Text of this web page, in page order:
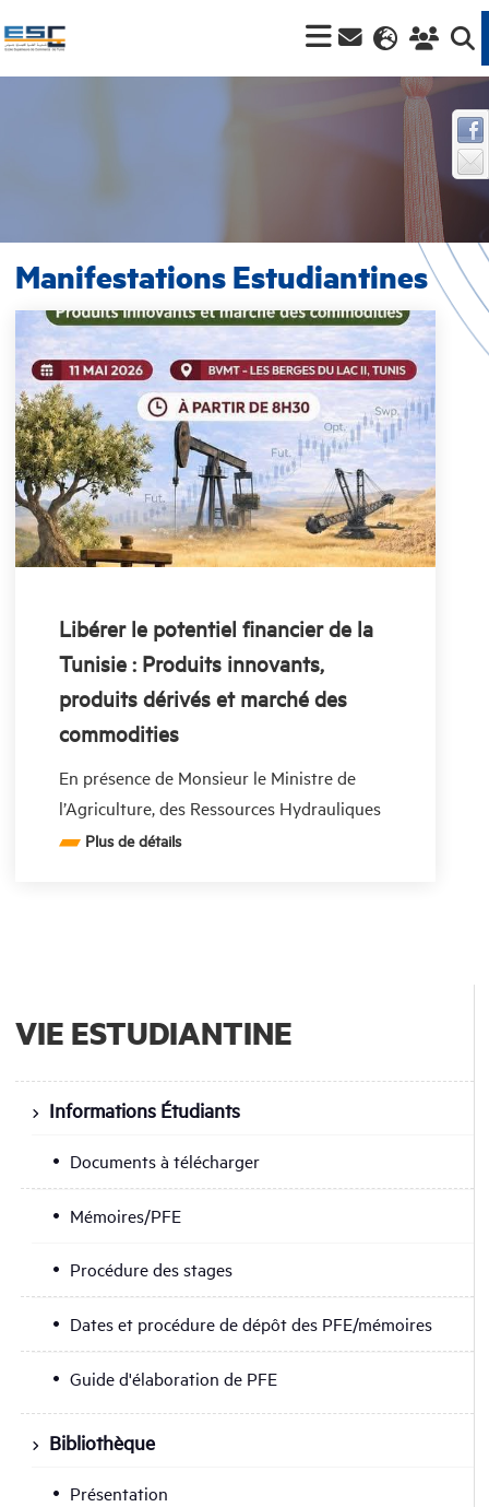
VIE ESTUDIANTINE
Informations Étudiants
Documents à télécharger
Mémoires/PFE
Procédure des stages
Dates et procédure de dépôt des PFE/mémoires
Guide d'élaboration de PFE
Bibliothèque
Présentation
Manifestations Estudiantines
Libérer le potentiel financier de la
Tunisie : Produits innovants,
produits dérivés et marché des
commodities
En présence de Monsieur le Ministre de
l’Agriculture, des Ressources Hydrauliques
et de la Pêche Maritime, la Tunisie ouvre le
Plus de détails